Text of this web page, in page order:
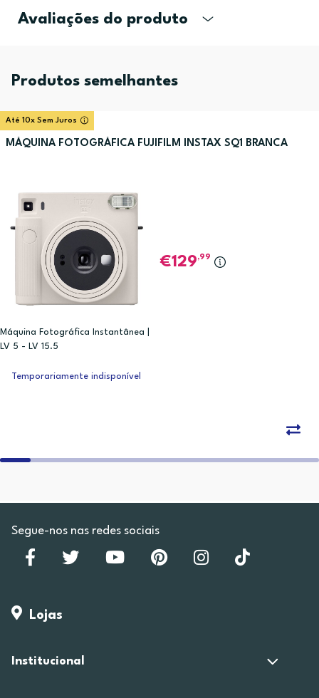
Avaliações do produto
Produtos semelhantes
Até 10x Sem Juros
MÁQUINA FOTOGRÁFICA FUJIFILM INSTAX SQ1 BRANCA
Máquina Fotográfica Instantânea |
LV 5 - LV 15.5
129,99
Temporariamente indisponível
Segue-nos nas redes sociais
Lojas
Institucional